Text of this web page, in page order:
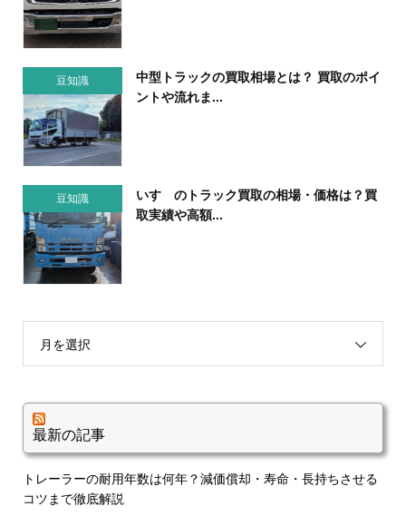
豆知識
中型トラックの買取相場とは？ 買取のポイ
ントや流れま...
豆知識
いすゞのトラック買取の相場・価格は？買
取実績や高額...
月を選択
最新の記事
トレーラーの耐用年数は何年？減価償却・寿命・長持ちさせる
コツまで徹底解説